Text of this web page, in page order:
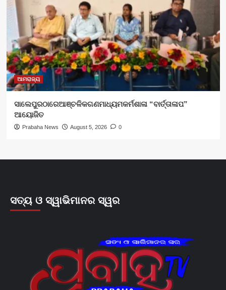
ଆମରାଜ୍ୟ
ସାଲେପୁରଠାରେଆଞ୍ଚଳିକଗଣମାଧ୍ୟମକର୍ମଶାଳା “ବାର୍ତ୍ତାଳାପ”
ଆୟୋଜିତ
Prabaha News August 5, 2026 0
ସତ୍ୟ ଓ ସ୍ୱାଭିମାନର ସ୍ୱର